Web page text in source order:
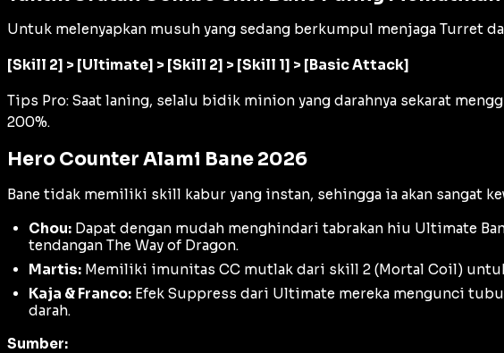
Untuk melenyapkan musuh yang sedang berkumpul menjaga Turret
[Skill 2] > [Ultimate] > [Skill 2] > [Skill 1] > [Basic Attack]
Tips Pro: Saat laning, selalu bidik minion yang darahnya sekarat
200%.
Hero Counter Alami Bane 2026
Bane tidak memiliki skill kabur yang instan, sehingga ia akan sangat
Chou: Dapat dengan mudah menghindari tabrakan hiu Ultimate
tendangan The Way of Dragon.
Martis: Memiliki imunitas CC mutlak dari skill 2 (Mortal Coil)
Kaja & Franco: Efek Suppress dari Ultimate mereka mengunci
darah.
Sumber: